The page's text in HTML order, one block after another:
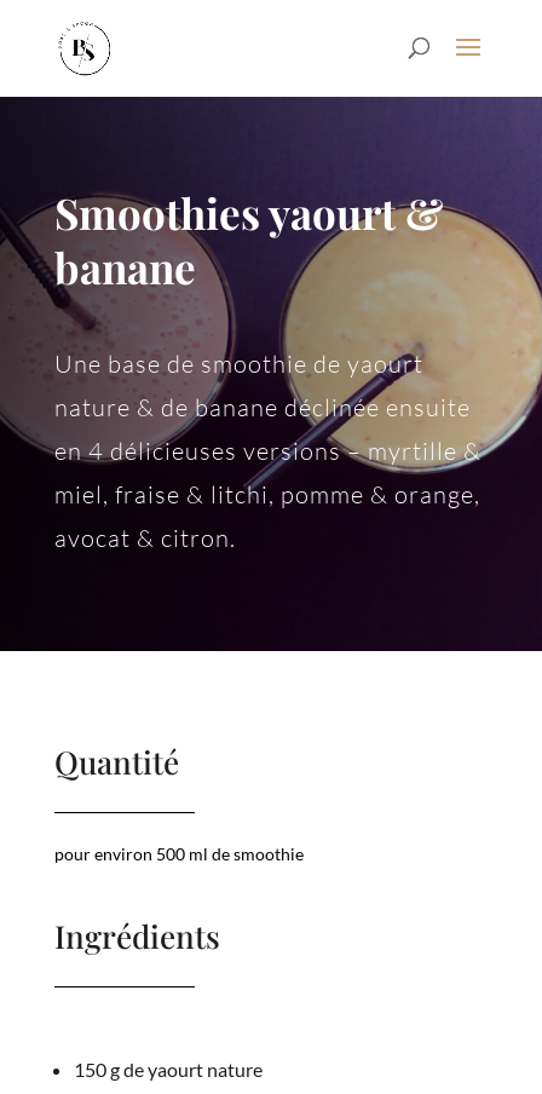
Smoothies yaourt &
banane
Une base de smoothie de yaourt
nature & de banane déclinée ensuite
en 4 délicieuses versions – myrtille &
miel, fraise & litchi, pomme & orange,
avocat & citron.
Quantité
pour environ 500 ml de smoothie
Ingrédients
150 g de yaourt nature